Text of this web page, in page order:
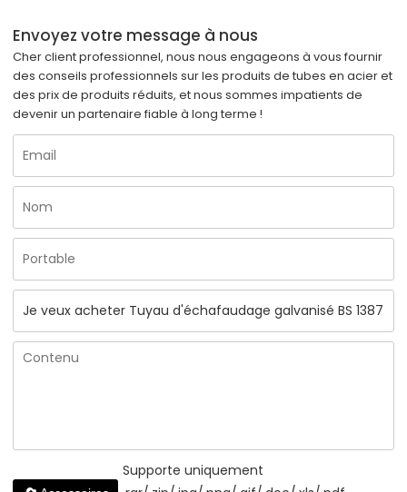
Envoyez votre message à nous
Cher client professionnel, nous nous engageons à vous fournir
des conseils professionnels sur les produits de tubes en acier et
des prix de produits réduits, et nous sommes impatients de
devenir un partenaire fiable à long terme !
Supporte uniquement